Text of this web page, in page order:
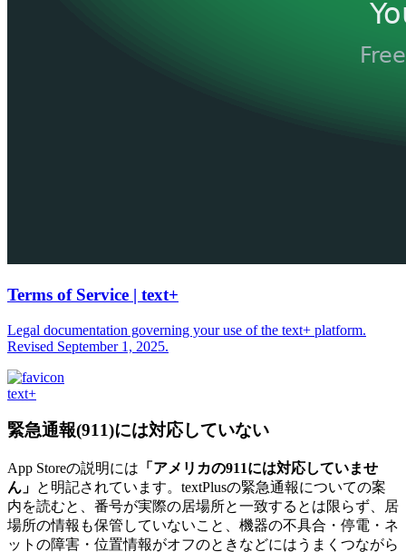
Terms of Service | text+
Legal documentation governing your use of the text+ platform.
Revised September 1, 2025.
text+
緊急通報(911)には対応していない
App Storeの説明には 「アメリカの911には対応していませ
ん」 と明記されています。textPlusの緊急通報についての案
内を読むと、番号が実際の居場所と一致するとは限らず、居
場所の情報も保管していないこと、機器の不具合・停電・ネ
ットの障害・位置情報がオフのときなどにはうまくつながら